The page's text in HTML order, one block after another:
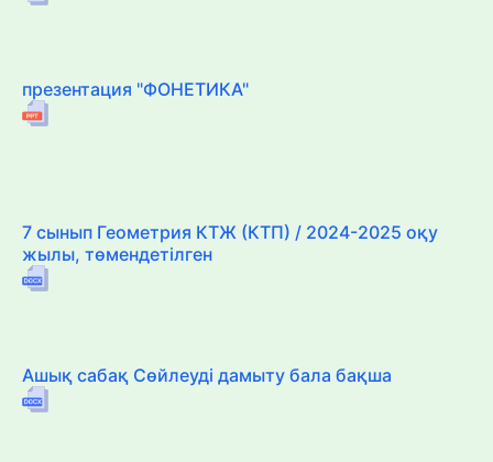
презентация "ФОНЕТИКА"
7 сынып Геометрия КТЖ (КТП) / 2024-2025 оқу
жылы, төмендетілген
Ашық сабақ Сөйлеуді дамыту бала бақша